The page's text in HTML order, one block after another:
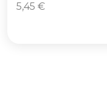
5,45 €